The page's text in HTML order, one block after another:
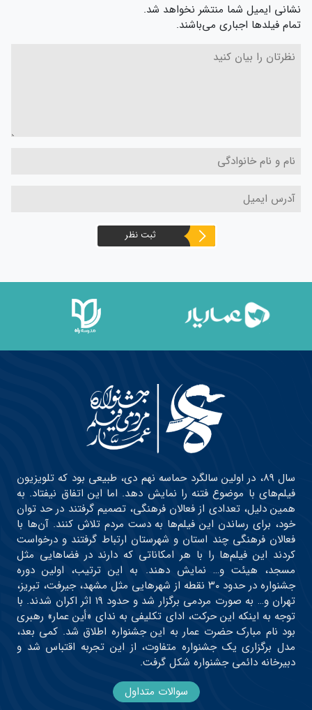
نشانی ایمیل شما منتشر نخواهد شد.
تمام فیلدها اجباری می‌باشند.
ثبت نظر
سال ۸۹، در اولین سالگرد حماسه نهم دی، طبیعی بود که تلویزیون
فیلم‌های با موضوع فتنه را نمایش دهد. اما این اتفاق نیفتاد. به
همین دلیل، تعدادی از فعالان فرهنگی، تصمیم گرفتند در حد توان
خود، برای رساندن این فیلم‌ها به دست مردم تلاش کنند. آن‌ها با
فعالان فرهنگی چند استان و شهرستان ارتباط گرفتند و درخواست
کردند این فیلم‌ها را با هر امکاناتی که دارند در فضاهایی مثل
مسجد، هیئت و… نمایش دهند. به این ترتیب، اولین دوره
جشنواره در حدود ۳۰ نقطه از شهرهایی مثل مشهد، جیرفت، تبریز،
تهران و… به صورت مردمی برگزار شد و حدود ۱۹ اثر اکران شدند. با
توجه به اینکه این حرکت، ادای تکلیفی به ندای «أین عمار» رهبری
بود نام مبارک حضرت عمار به این جشنواره اطلاق شد. کمی بعد،
مدل برگزاری یک جشنواره متفاوت، از این تجربه اقتباس شد و
دبیرخانه دائمی جشنواره شکل گرفت.
سوالات متداول